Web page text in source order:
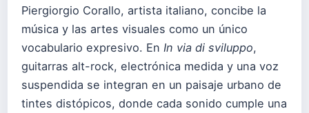
Piergiorgio Corallo, artista italiano, concibe la
música y las artes visuales como un único
vocabulario expresivo. En In via di sviluppo,
guitarras alt-rock, electrónica medida y una voz
suspendida se integran en un paisaje urbano de
tintes distópicos, donde cada sonido cumple una